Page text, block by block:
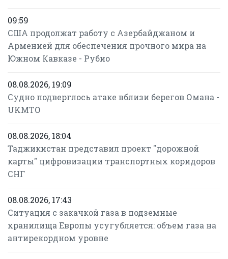
09:59
США продолжат работу с Азербайджаном и
Арменией для обеспечения прочного мира на
Южном Кавказе - Рубио
08.08.2026, 19:09
Судно подверглось атаке вблизи берегов Омана -
UKMTO
08.08.2026, 18:04
Таджикистан представил проект "дорожной
карты" цифровизации транспортных коридоров
СНГ
08.08.2026, 17:43
Ситуация с закачкой газа в подземные
хранилища Европы усугубляется: объем газа на
антирекордном уровне